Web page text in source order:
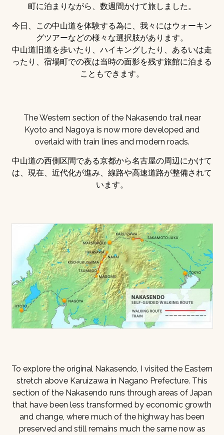
町に泊まりながら、数週間かけて旅しました。
今日、この中山道を体験する為に、我々にはウォーキン
グツアーなどの様々な選択肢があります。
中山道旧道を歩いたり、ハイキングしたり、あるいは走
ったり、宿場町での夜は当時の面影を残す旅館に泊まる
こともできます。
The Western section of the Nakasendo trail near
Kyoto and Nagoya is now more developed and
overlaid with train lines and modern roads.
中山道の西側区間である京都から名古屋の周辺にかけて
は、現在、近代化が進み、線路や高速道路が整備されて
います。
To explore the original Nakasendo, I visited the Eastern
stretch above Karuizawa in Nagano Prefecture. This
section of the Nakasendo runs through areas of Japan
that have been less transformed by economic growth
and change, where much of the highway has been
preserved and still remains much the same now as